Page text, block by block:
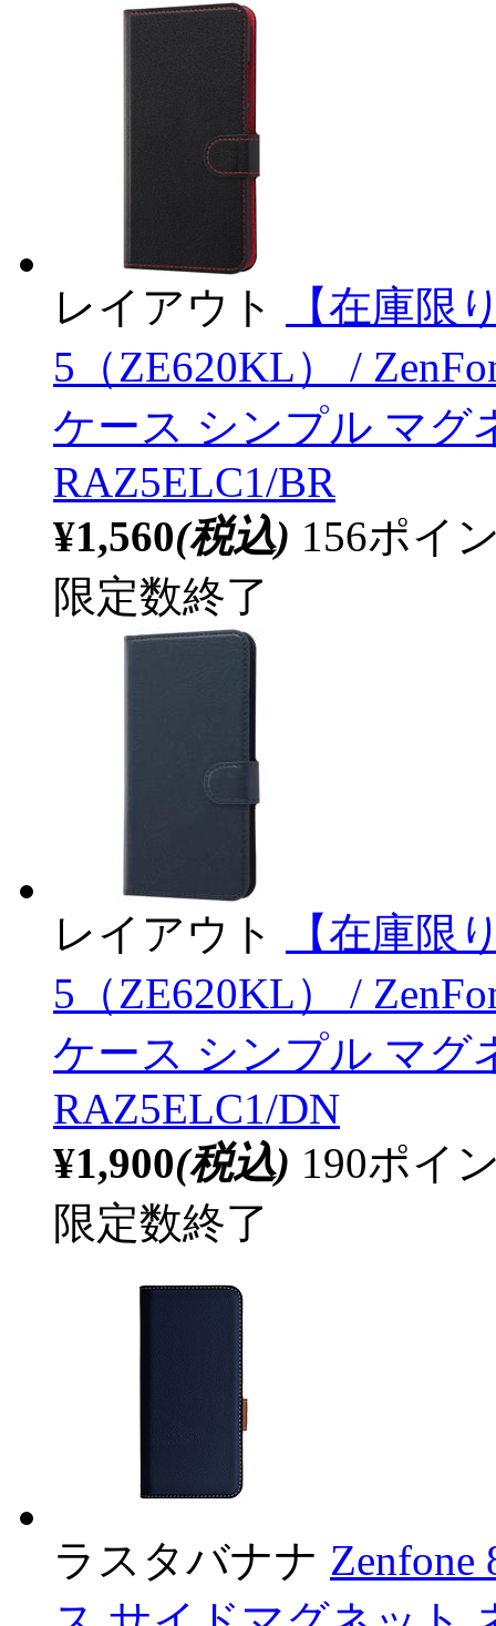
レイアウト
【在庫限
5（ZE620KL） /
ケース シンプル マグ
RAZ5ELC1/BR
¥1,560(税込) 156ポイ
限定数終了
レイアウト
【在庫限
5（ZE620KL） /
ケース シンプル マグ
RAZ5ELC1/DN
¥1,900(税込) 190ポイ
限定数終了
ラスタバナナ Zenfone